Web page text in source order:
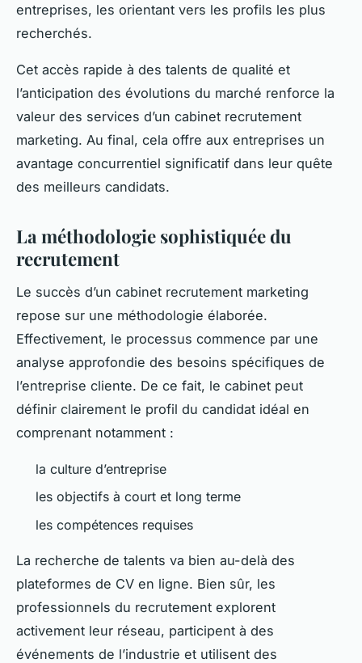
entreprises, les orientant vers les profils les plus
recherchés.
Cet accès rapide à des talents de qualité et
l’anticipation des évolutions du marché renforce la
valeur des services d’un cabinet recrutement
marketing. Au final, cela offre aux entreprises un
avantage concurrentiel significatif dans leur quête
des meilleurs candidats.
La méthodologie sophistiquée du
recrutement
Le succès d’un cabinet recrutement marketing
repose sur une méthodologie élaborée.
Effectivement, le processus commence par une
analyse approfondie des besoins spécifiques de
l’entreprise cliente. De ce fait, le cabinet peut
définir clairement le profil du candidat idéal en
comprenant notamment :
la culture d’entreprise
les objectifs à court et long terme
les compétences requises
La recherche de talents va bien au-delà des
plateformes de CV en ligne. Bien sûr, les
professionnels du recrutement explorent
activement leur réseau, participent à des
événements de l’industrie et utilisent des